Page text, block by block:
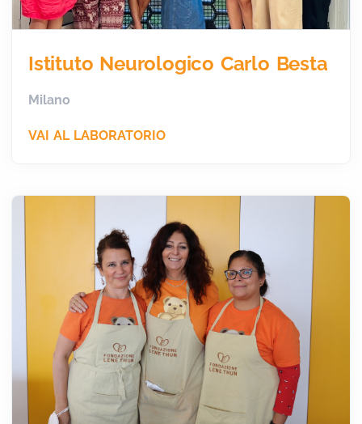
Istituto Neurologico Carlo Besta
Milano
VAI AL LABORATORIO